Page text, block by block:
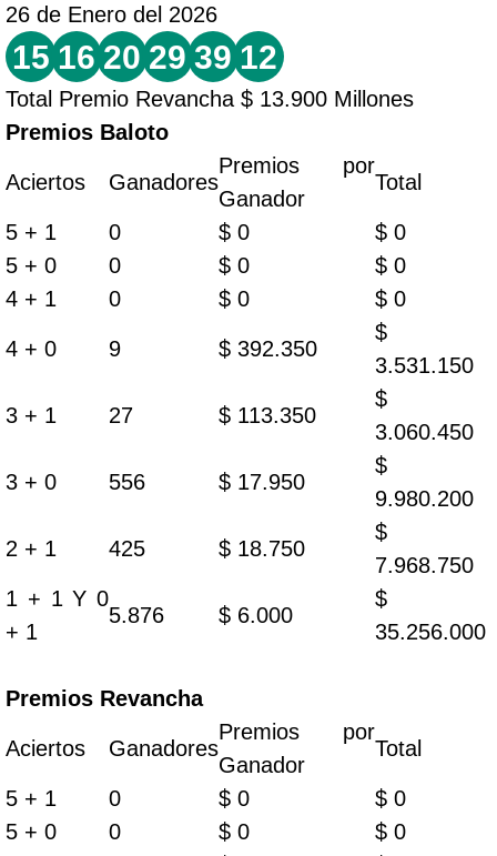
26 de Enero del 2026
15 16 20 29 39 12
Total Premio Revancha $ 13.900 Millones
Premios Baloto
Aciertos Ganadores
Premios por
Ganador
Total
5 + 1 0 $ 0
$ 0
5 + 0
0 $ 0
$ 0
4 + 1
0 $ 0 $ 0
4 + 0 9 $ 392.350
$
3.531.150
3 + 1 27 $ 113.350
$
3.060.450
3 + 0 556 $ 17.950
$
9.980.200
2 + 1 425 $ 18.750
$
7.968.750
1 + 1 Y 0
+ 1
5.876 $ 6.000
$
35.256.000
Premios Revancha
Aciertos Ganadores
Premios por
Ganador
Total
5 + 1 0 $ 0
$ 0
5 + 0
0 $ 0
$ 0